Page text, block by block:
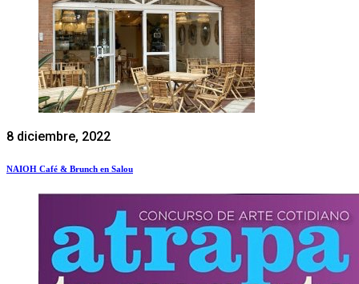
8 diciembre, 2022
NAIOH Café & Brunch en Salou